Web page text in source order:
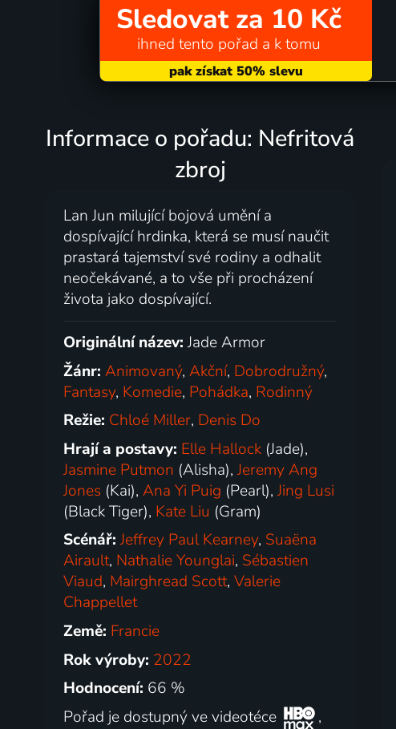
Sledovat za 10 Kč
ihned tento pořad a k tomu
Informace o pořadu: Nefritová
zbroj
Lan Jun milující bojová umění a
dospívající hrdinka, která se musí naučit
prastará tajemství své rodiny a odhalit
neočekávané, a to vše při procházení
života jako dospívající.
Originální název:Jade Armor
Žánr:Animovaný,Akční, Dobrodružný,
Fantasy, Komedie, Pohádka, Rodinný
Režie: Chloé Miller, Denis Do
Hrají a postavy: Elle Hallock (Jade),
Jasmine Putmon (Alisha),Jeremy Ang
Jones (Kai),Ana Yi Puig (Pearl),Jing Lusi
(Black Tiger), Kate Liu (Gram)
Scénář:Jeffrey Paul Kearney, Suaëna
Airault, Nathalie Younglai, Sébastien
Viaud, Mairghread Scott,Valerie
Chappellet
Země: Francie
Rok výroby: 2022
Hodnocení: 66 %
Pořad je dostupný ve videotéce
,